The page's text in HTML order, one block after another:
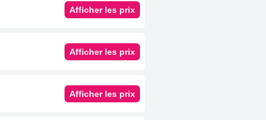
Afficher les prix
Afficher les prix
Afficher les prix